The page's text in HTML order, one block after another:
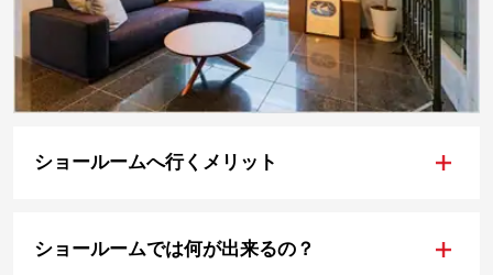
ショールームへ行くメリット +
ショールームでは何が出来るの？ +